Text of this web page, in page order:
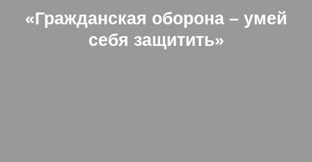
«Гражданская оборона – умей
себя защитить»